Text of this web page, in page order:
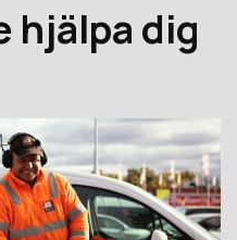
hjälpa dig